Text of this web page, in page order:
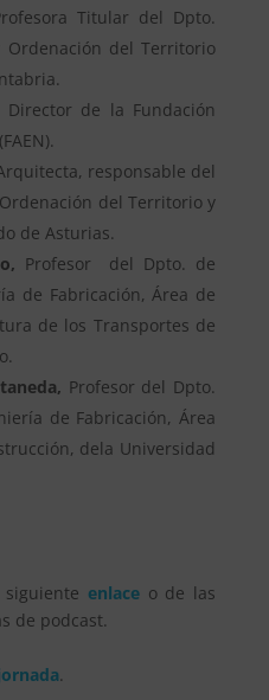
Titular del Dpto.
Ordenación del Territorio
Director de la Fundación
responsable del
del Territorio y
de Asturias.
Profesor del Dpto. de
de Fabricación, Área de
de los Transportes de
Profesor del Dpto.
de Fabricación, Área
dela Universidad
enlace o de las
de podcast.
.